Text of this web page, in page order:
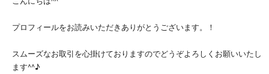
汚れやダメージ、匂い等の判断には個人差が
ございます。デリケートな方はトラブルの
プロフィールをお読みいただきありがとうございます。！
スムーズなお取引を心掛けておりますのでどうぞよろしくお願いいたし
ます^^♪